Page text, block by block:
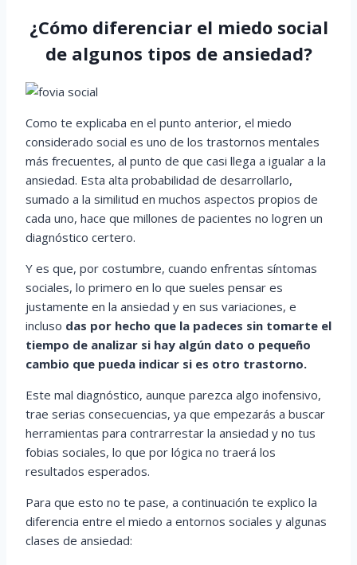
¿Cómo diferenciar el miedo social
de algunos tipos de ansiedad?
Como te explicaba en el punto anterior, el miedo
considerado social es uno de los trastornos mentales
más frecuentes, al punto de que casi llega a igualar a la
ansiedad. Esta alta probabilidad de desarrollarlo,
sumado a la similitud en muchos aspectos propios de
cada uno, hace que millones de pacientes no logren un
diagnóstico certero.
Y es que, por costumbre, cuando enfrentas síntomas
sociales, lo primero en lo que sueles pensar es
justamente en la ansiedad y en sus variaciones, e
incluso das por hecho que la padeces sin tomarte el
tiempo de analizar si hay algún dato o pequeño
cambio que pueda indicar si es otro trastorno.
Este mal diagnóstico, aunque parezca algo inofensivo,
trae serias consecuencias, ya que empezarás a buscar
herramientas para contrarrestar la ansiedad y no tus
fobias sociales, lo que por lógica no traerá los
resultados esperados.
Para que esto no te pase, a continuación te explico la
diferencia entre el miedo a entornos sociales y algunas
clases de ansiedad: